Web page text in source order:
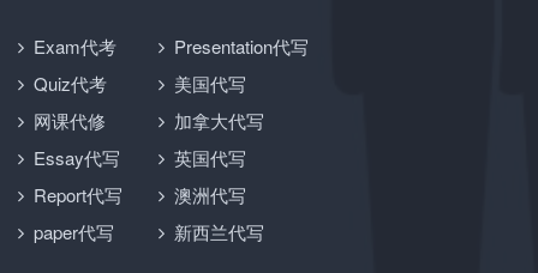
Exam代考
Quiz代考
网课代修
Essay代写
Report代写
paper代写
Presentation代写
美国代写
加拿大代写
英国代写
澳洲代写
新西兰代写